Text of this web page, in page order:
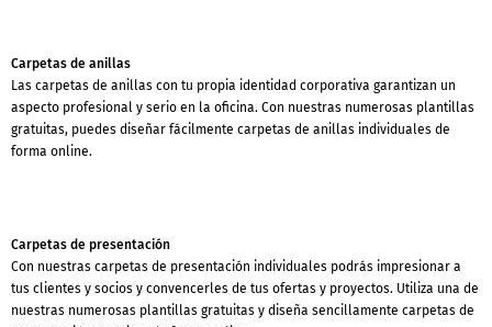
Carpetas de anillas
Las carpetas de anillas con tu propia identidad corporativa garantizan un
aspecto profesional y serio en la oficina. Con nuestras numerosas plantillas
gratuitas, puedes diseñar fácilmente carpetas de anillas individuales de
forma online.
Carpetas de presentación
Con nuestras carpetas de presentación individuales podrás impresionar a
tus clientes y socios y convencerles de tus ofertas y proyectos. Utiliza una de
nuestras numerosas plantillas gratuitas y diseña sencillamente carpetas de